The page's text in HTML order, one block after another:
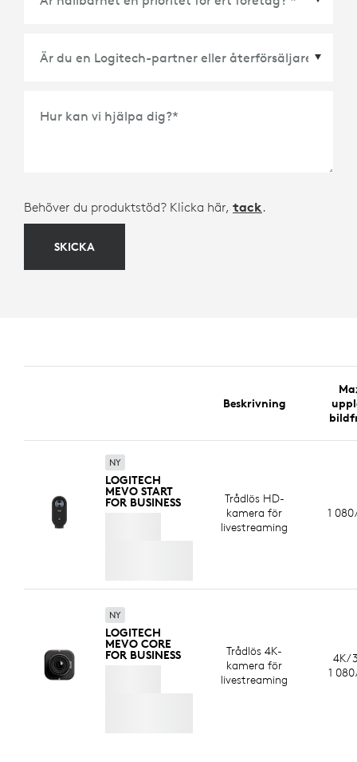
Hur kan vi hjälpa dig?*
Behöver du produktstöd? Klicka här, tack.
SKICKA
Beskrivning
NY
LOGITECH
MEVO START
FOR BUSINESS
Trådlös HD-
kamera för
livestreaming
1
NY
LOGITECH
MEVO CORE
FOR BUSINESS
Trådlös 4K-
kamera för
livestreaming
4K/
1